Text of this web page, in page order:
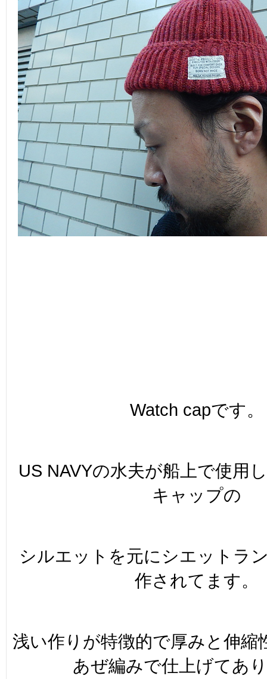
Watch capです。
US NAVYの水夫が船上で使用
キャップの
シルエットを元にシエットラ
作されてます。
浅い作りが特徴的で厚みと伸縮
あぜ編みで仕上げてあ